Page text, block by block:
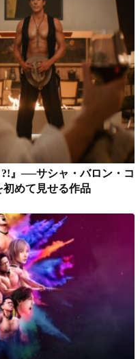
』──サシャ・バロン・コ
めて見せる作品